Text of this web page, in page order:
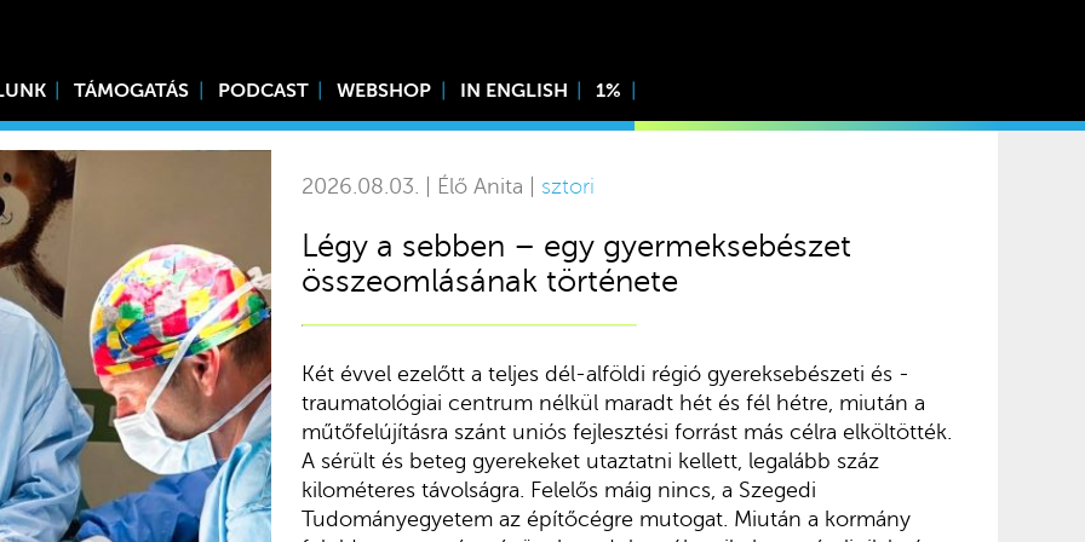
TÁMOGATÁS PODCAST WEBSHOP IN ENGLISH 1%
2026.08.03. | Élő Anita | sztori
Légy a sebben – egy gyermeksebészet
összeomlásának története
Két évvel ezelőtt a teljes dél-alföldi régió gyereksebészeti és -
traumatológiai centrum nélkül maradt hét és fél hétre, miután a
műtőfelújításra szánt uniós fejlesztési forrást más célra elköltötték.
A sérült és beteg gyerekeket utaztatni kellett, legalább száz
kilométeres távolságra. Felelős máig nincs, a Szegedi
Tudományegyetem az építőcégre mutogat. Miután a kormány